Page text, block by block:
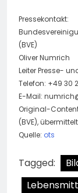
Pressekontakt:
(BVE)
Oliver Numrich
Leiter Presse-
Telefon: +49 30
E-Mail:
Original-
(BVE),
Quelle: ots
Tagged: